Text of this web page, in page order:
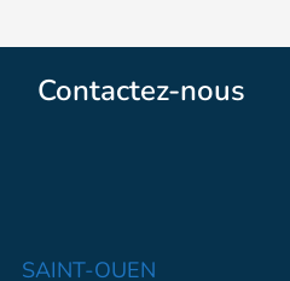
Contactez-nous
SAINT-OUEN